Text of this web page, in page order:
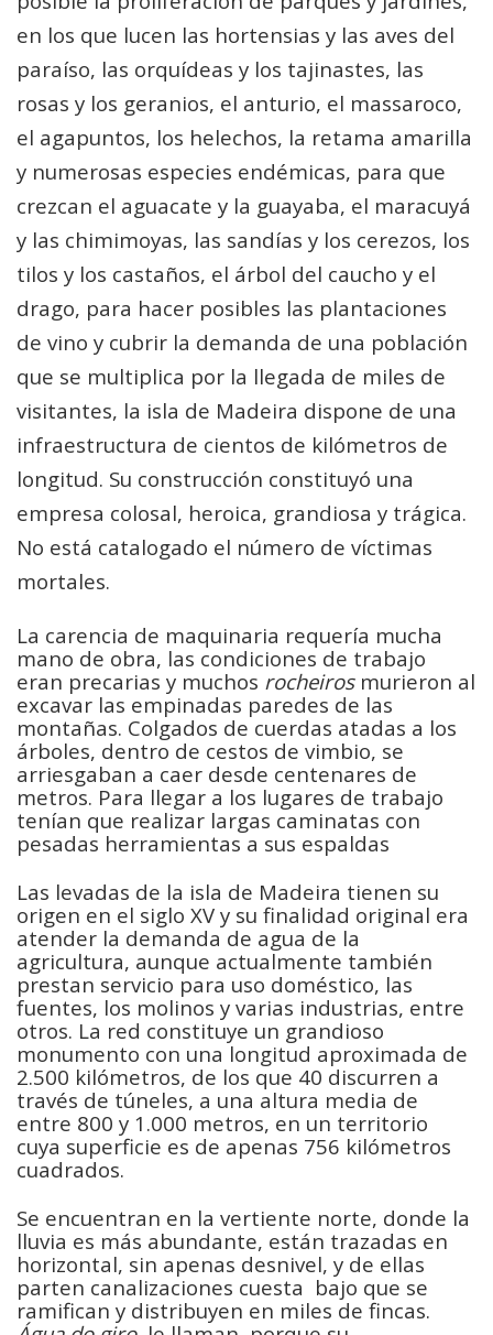
en los que lucen las hortensias y las aves del
paraíso, las orquídeas y los tajinastes, las
rosas y los geranios, el anturio, el massaroco,
el agapuntos, los helechos, la retama amarilla
y numerosas especies endémicas, para que
crezcan el aguacate y la guayaba, el maracuyá
y las chimimoyas, las sandías y los cerezos, los
tilos y los castaños, el árbol del caucho y el
drago, para hacer posibles las plantaciones
de vino y cubrir la demanda de una población
que se multiplica por la llegada de miles de
visitantes, la isla de Madeira dispone de una
infraestructura de cientos de kilómetros de
longitud. Su construcción constituyó una
empresa colosal, heroica, grandiosa y trágica.
No está catalogado el número de víctimas
mortales.
La carencia de maquinaria requería mucha
mano de obra, las condiciones de trabajo
eran precarias y muchos rocheirosmurieron al
excavar las empinadas paredes de las
montañas. Colgados de cuerdas atadas a los
árboles, dentro de cestos de vimbio, se
arriesgaban a caer desde centenares de
metros. Para llegar a los lugares de trabajo
tenían que realizar largas caminatas con
pesadas herramientas a sus espaldas
Las levadas de la isla de Madeira tienen su
origen en el siglo XV y su finalidad original era
atender la demanda de agua de la
agricultura, aunque actualmente también
prestan servicio para uso doméstico, las
fuentes, los molinos y varias industrias, entre
otros. La red constituye un grandioso
monumento con una longitud aproximada de
2.500 kilómetros, de los que 40 discurren a
través de túneles, a una altura media de
entre 800 y 1.000 metros, en un territorio
cuya superficie es de apenas 756 kilómetros
cuadrados.
Se encuentran en la vertiente norte, donde la
lluvia es más abundante, están trazadas en
horizontal, sin apenas desnivel, y de ellas
parten canalizaciones cuesta bajo que se
ramifican y distribuyen en miles de fincas.